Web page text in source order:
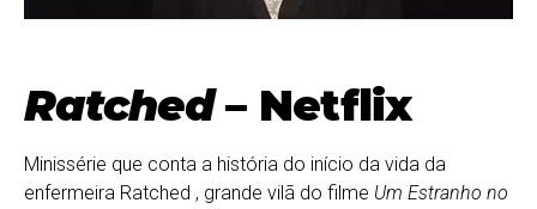
Ratched – Netflix
Minissérie que conta a história do início da vida da
enfermeira Ratched , grande vilã do filme Um Estranho no